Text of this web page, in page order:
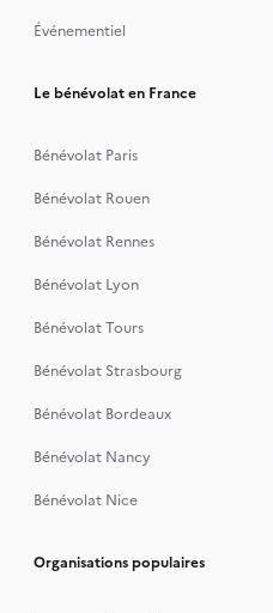
Événementiel
Le bénévolat en France
Bénévolat Paris
Bénévolat Rouen
Bénévolat Rennes
Bénévolat Lyon
Bénévolat Tours
Bénévolat Strasbourg
Bénévolat Bordeaux
Bénévolat Nancy
Bénévolat Nice
Organisations populaires